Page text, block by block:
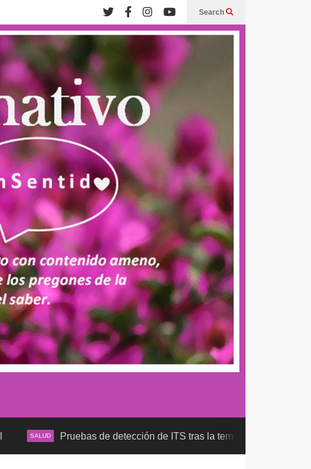
Search
Pruebas de detección de ITS tras la temporada futbolera, aseguran la